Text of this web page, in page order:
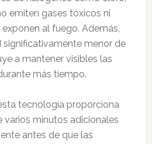
emiten gases tóxicos ni
al fuego. Además,
significativamente menor de
a mantener visibles las
más tiempo.
tecnología proporciona
varios minutos adicionales
antes de que las